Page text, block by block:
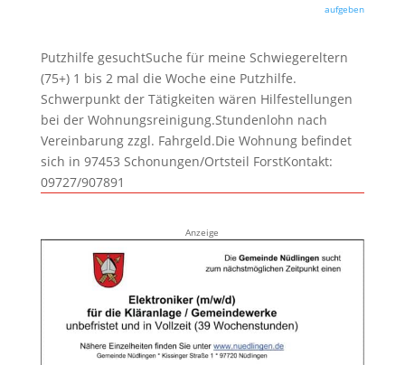
aufgeben
Putzhilfe gesuchtSuche für meine Schwiegereltern
(75+) 1 bis 2 mal die Woche eine Putzhilfe.
Schwerpunkt der Tätigkeiten wären Hilfestellungen
bei der Wohnungsreinigung.Stundenlohn nach
Vereinbarung zzgl. Fahrgeld.Die Wohnung befindet
sich in 97453 Schonungen/Ortsteil ForstKontakt:
09727/907891
Anzeige